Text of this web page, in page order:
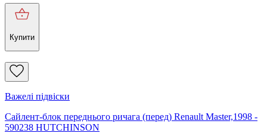
Купити
Важелі підвіски
Сайлент-блок переднього ричага (перед) Renault Master,1998 -
590238 HUTCHINSON